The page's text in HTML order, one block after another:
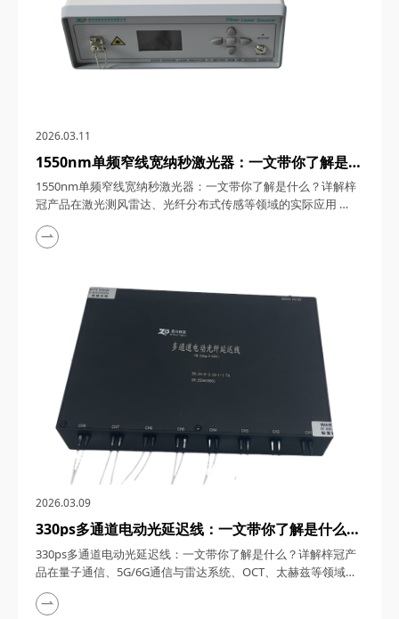
2026.03.11
1550nm单频窄线宽纳秒激光器：一文带你了解是什
么？详解梓冠产品在激光测风雷达、光纤分布式传感
等领域的实际应用
1550nm单频窄线宽纳秒激光器：一文带你了解是什么？详解梓
冠产品在激光测风雷达、光纤分布式传感等领域的实际应用
1550nm单频窄线宽纳秒激光器，在激光技术的浩瀚星空中，犹
如一颗璀璨的明星，以其独特的光学特性和广泛的应用领域，吸
越的性能和稳定的表现，成为了市场上的热门之...
2026.03.09
330ps多通道电动光延迟线：一文带你了解是什么？
详解梓冠产品在量子通信、5G/6G通信与雷达系
统、OCT、太赫兹等领域的实际应用
330ps多通道电动光延迟线：一文带你了解是什么？详解梓冠产
品在量子通信、5G/6G通信与雷达系统、OCT、太赫兹等领域的
实际应用 330ps多通道电动光延迟线，在光通信与光电子技术的
飞速发展中，凭借其高精度、多通道、可调可控等特性，在量子